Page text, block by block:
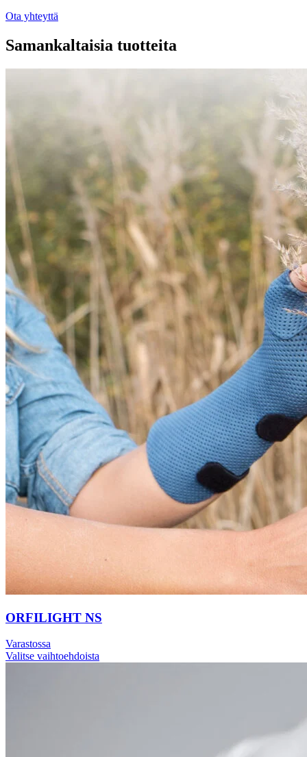
Ota yhteyttä
Samankaltaisia tuotteita
ORFILIGHT NS
Varastossa
Valitse vaihtoehdoista